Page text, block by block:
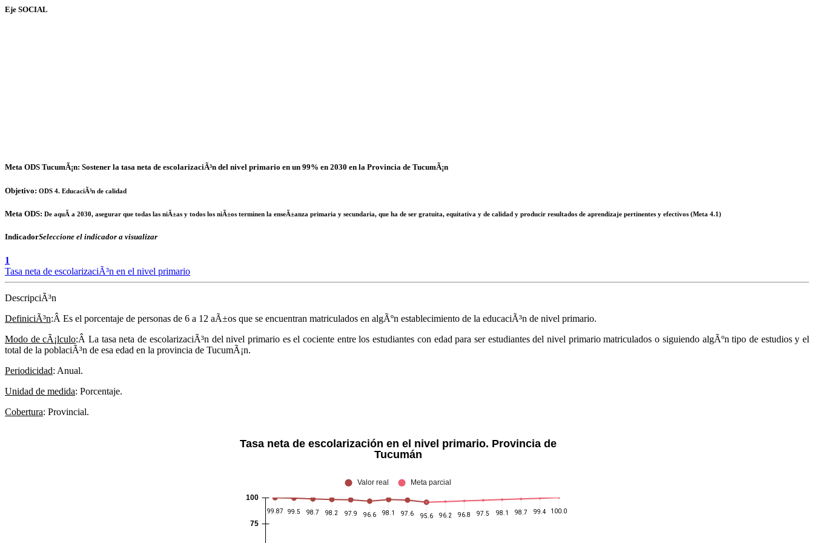
Eje SOCIAL
Meta ODS TucumÃ¡n: Sostener la tasa neta de escolarizaciÃ³n del nivel primario en un 99% en 2030 en la Provincia de TucumÃ¡n
Objetivo: ODS 4. EducaciÃ³n de calidad
Meta ODS: De aquÃ­ a 2030, asegurar que todas las niÃ±as y todos los niÃ±os terminen la enseÃ±anza primaria y secundaria, que ha de ser gratuita, equitativa y de calidad y producir resultados de aprendizaje pertinentes y efectivos (Meta 4.1)
IndicadorSeleccione el indicador a visualizar
1
Tasa neta de escolarizaciÃ³n en el nivel primario
DescripciÃ³n
DefiniciÃ³n:Â Es el porcentaje de personas de 6 a 12 aÃ±os que se encuentran matriculados en algÃºn establecimiento de la educaciÃ³n de nivel primario.
Modo de cÃ¡lculo:Â La tasa neta de escolarizaciÃ³n del nivel primario es el cociente entre los estudiantes con edad para ser estudiantes del nivel primario matriculados o siguiendo algÃºn tipo de estudios y el
total de la poblaciÃ³n de esa edad en la provincia de TucumÃ¡n.
Periodicidad: Anual.
Unidad de medida: Porcentaje.
Cobertura: Provincial.